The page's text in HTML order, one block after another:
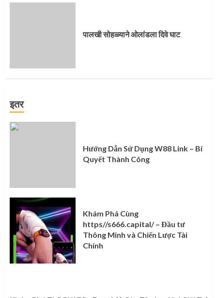
पालखी सोहळ्याने ओलांडला दिवे घाट
इतर
Hướng Dẫn Sử Dụng W88 Link – Bí
Quyết Thành Công
Khám Phá Cùng
https//s666.capital/ – Đầu tư
Thông Minh và Chiến Lược Tài
Chính